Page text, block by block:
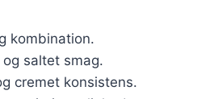
kombination.
saltet smag.
cremet konsistens.